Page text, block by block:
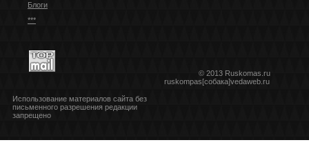
Блоги
***
© 2013 Ruskomas.ru
ruskompas[собака]vedaweb.ru
Использование материалов сайта без
письменного разрешения редакции
запрещено